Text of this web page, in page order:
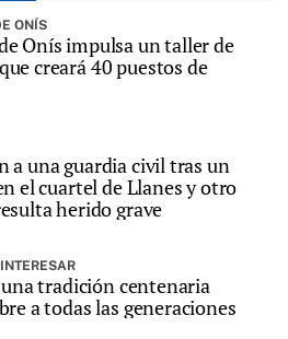
ONÍS
Onís impulsa un taller de
creará 40 puestos de
a una guardia civil tras un
el cuartel de Llanes y otro
herido grave
una tradición centenaria
a todas las generaciones